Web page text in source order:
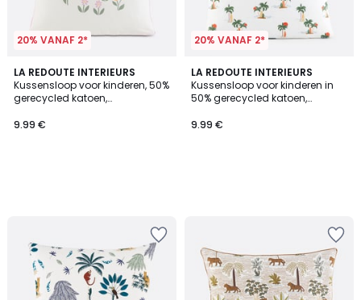
20% VANAF 2*
LA REDOUTE INTERIEURS
Kussensloop voor kinderen, 50%
gerecycled katoen,
9.99 €
20% VANAF 2*
LA REDOUTE INTERIEURS
Kussensloop voor kinderen in
50% gerecycled katoen,
9.99 €